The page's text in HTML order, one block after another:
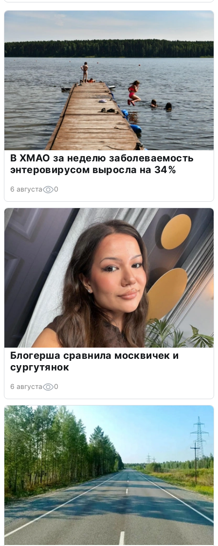
В ХМАО за неделю заболеваемость
энтеровирусом выросла на 34%
6 августа 0
Блогерша сравнила москвичек и
сургутянок
6 августа 0